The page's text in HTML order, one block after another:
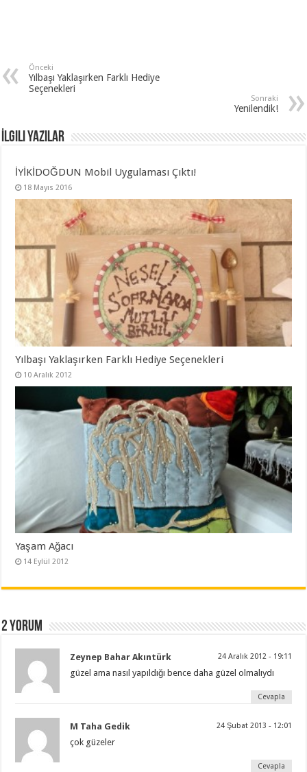
Önceki
Yılbaşı Yaklaşırken Farklı Hediye
Seçenekleri
Sonraki
Yenilendik!
İlgili Yazılar
İYİKİDOĞDUN Mobil Uygulaması Çıktı!
18 Mayıs 2016
Yılbaşı Yaklaşırken Farklı Hediye Seçenekleri
10 Aralık 2012
Yaşam Ağacı
14 Eylül 2012
2 yorum
Zeynep Bahar Akıntürk 24 Aralık 2012 - 19:11
güzel ama nasıl yapıldığı bence daha güzel olmalıydı
Cevapla
M Taha Gedik 24 Şubat 2013 - 12:01
çok güzeler
Cevapla